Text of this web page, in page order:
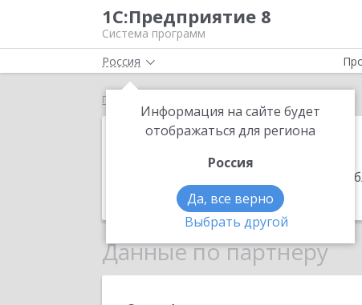
1С:Предприятие 8
Система программ
Россия
Информация на сайте будет
отображаться для региона
Россия
Да, все верно
Выбрать другой
Главная
B Group
РК, 101404, Карагандинская
Телефон: +7 (7213) 41-2020
Данные по партнеру